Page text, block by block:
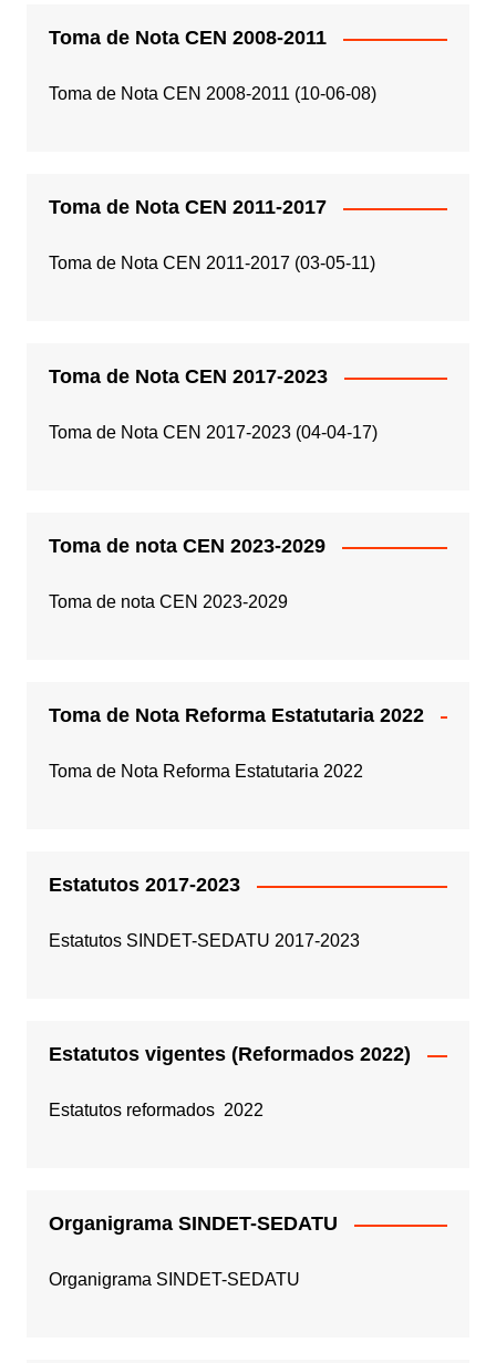
Toma de Nota CEN 2008-2011
Toma de Nota CEN 2008-2011 (10-06-08)
Toma de Nota CEN 2011-2017
Toma de Nota CEN 2011-2017 (03-05-11)
Toma de Nota CEN 2017-2023
Toma de Nota CEN 2017-2023 (04-04-17)
Toma de nota CEN 2023-2029
Toma de nota CEN 2023-2029
Toma de Nota Reforma Estatutaria 2022
Toma de Nota Reforma Estatutaria 2022
Estatutos 2017-2023
Estatutos SINDET-SEDATU 2017-2023
Estatutos vigentes (Reformados 2022)
Estatutos reformados 2022
Organigrama SINDET-SEDATU
Organigrama SINDET-SEDATU